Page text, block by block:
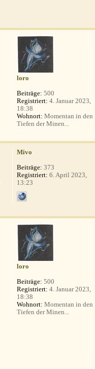
loro
Beiträge: 500
Registriert: 4. Januar 2023,
18:38
Wohnort: Momentan in den
Tiefen der Minen...
Mivo
Beiträge: 373
Registriert: 6. April 2023,
13:23
loro
Beiträge: 500
Registriert: 4. Januar 2023,
18:38
Wohnort: Momentan in den
Tiefen der Minen...